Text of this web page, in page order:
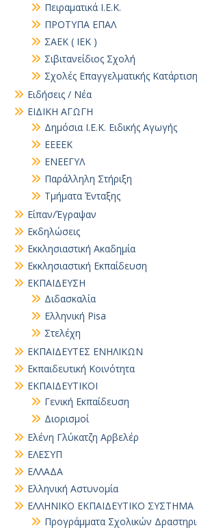
Πειραματικά Ι.Ε.Κ.
ΠΡΟΤΥΠΑ ΕΠΑΛ
ΣΑΕΚ ( ΙΕΚ )
Σιβιτανείδιος Σχολή
Σχολές Επαγγελματικής
Ειδήσεις / Νέα
ΕΙΔΙΚΗ ΑΓΩΓΗ
Δημόσια Ι.Ε.Κ. Ειδικής Αγωγής
ΕΕΕΕΚ
ΕΝΕΕΓΥΛ
Παράλληλη Στήριξη
Τμήματα Ένταξης
Είπαν/Έγραψαν
Εκδηλώσεις
Εκκλησιαστική Ακαδημία
Εκκλησιαστική Εκπαίδευση
ΕΚΠΑΙΔΕΥΣΗ
Διδασκαλία
Ελληνική Pisa
Στελέχη
ΕΚΠΑΙΔΕΥΤΕΣ ΕΝΗΛΙΚΩΝ
Εκπαιδευτική Κοινότητα
ΕΚΠΑΙΔΕΥΤΙΚΟΙ
Γενική Εκπαίδευση
Διορισμοί
Ελένη Γλύκατζη Αρβελέρ
ΕΛΕΣΥΠ
ΕΛΛΑΔΑ
Ελληνική Αστυνομία
ΕΛΛΗΝΙΚΟ ΕΚΠΑΙΔΕΥΤΙΚΟ ΣΥΣΤΗΜΑ
Προγράμματα Σχολικών